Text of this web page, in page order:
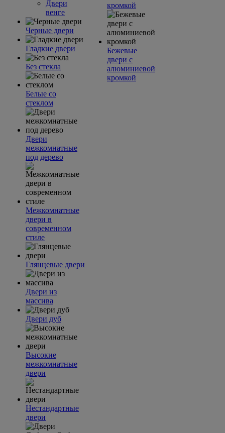
Двери
венге
Черные двери
Гладкие двери
Без стекла
Белые со
стеклом
Двери
межкомнатные
под дерево
Межкомнатные
двери в
современном
стиле
Глянцевые двери
Двери из
массива
Двери дуб
Высокие
межкомнатные
двери
Нестандартные
двери
кромкой
Бежевые
двери с
алюминиевой
кромкой